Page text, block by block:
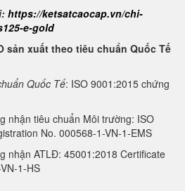
https://ketsatcaocap.vn/chi-
e-gold
sản xuất theo tiêu chuẩn Quốc Tế
Quốc Tế: ISO 9001:2015 chứng
nhận tiêu chuẩn Môi trường: ISO
No. 000568-1-VN-1-EMS
nhận ATLĐ: 45001:2018 Certificate
1-HS